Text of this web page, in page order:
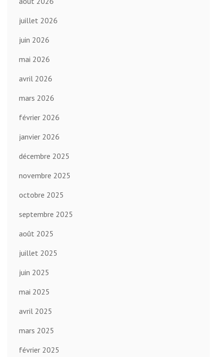
juillet 2026
juin 2026
mai 2026
avril 2026
mars 2026
février 2026
janvier 2026
décembre 2025
novembre 2025
octobre 2025
septembre 2025
août 2025
juillet 2025
juin 2025
mai 2025
avril 2025
mars 2025
février 2025